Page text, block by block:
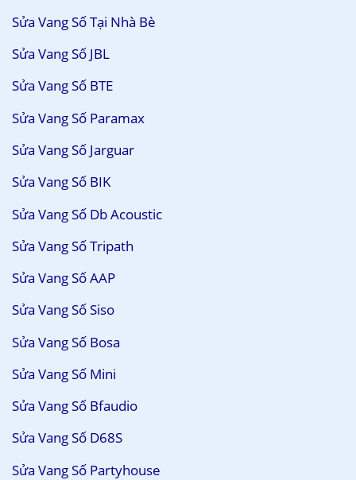
Sửa Vang Số Tại Nhà Bè
Sửa Vang Số JBL
Sửa Vang Số BTE
Sửa Vang Số Paramax
Sửa Vang Số Jarguar
Sửa Vang Số BIK
Sửa Vang Số Db Acoustic
Sửa Vang Số Tripath
Sửa Vang Số AAP
Sửa Vang Số Siso
Sửa Vang Số Bosa
Sửa Vang Số Mini
Sửa Vang Số Bfaudio
Sửa Vang Số D68S
Sửa Vang Số Partyhouse